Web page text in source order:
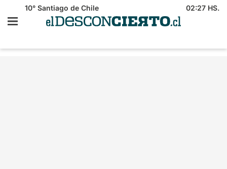
10° Santiago de Chile 02:27 HS.